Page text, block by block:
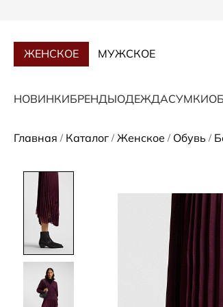
ЖЕНСКОЕ МУЖСКОЕ
НОВИНКИБРЕНДЫОДЕЖДАСУМКИ
Главная / Каталог / Женское / Обувь /